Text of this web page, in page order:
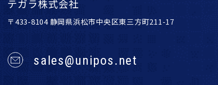
テガラ株式会社
〒433-8104 静岡県浜松市中央区東三方町211-17
sales@unipos.net